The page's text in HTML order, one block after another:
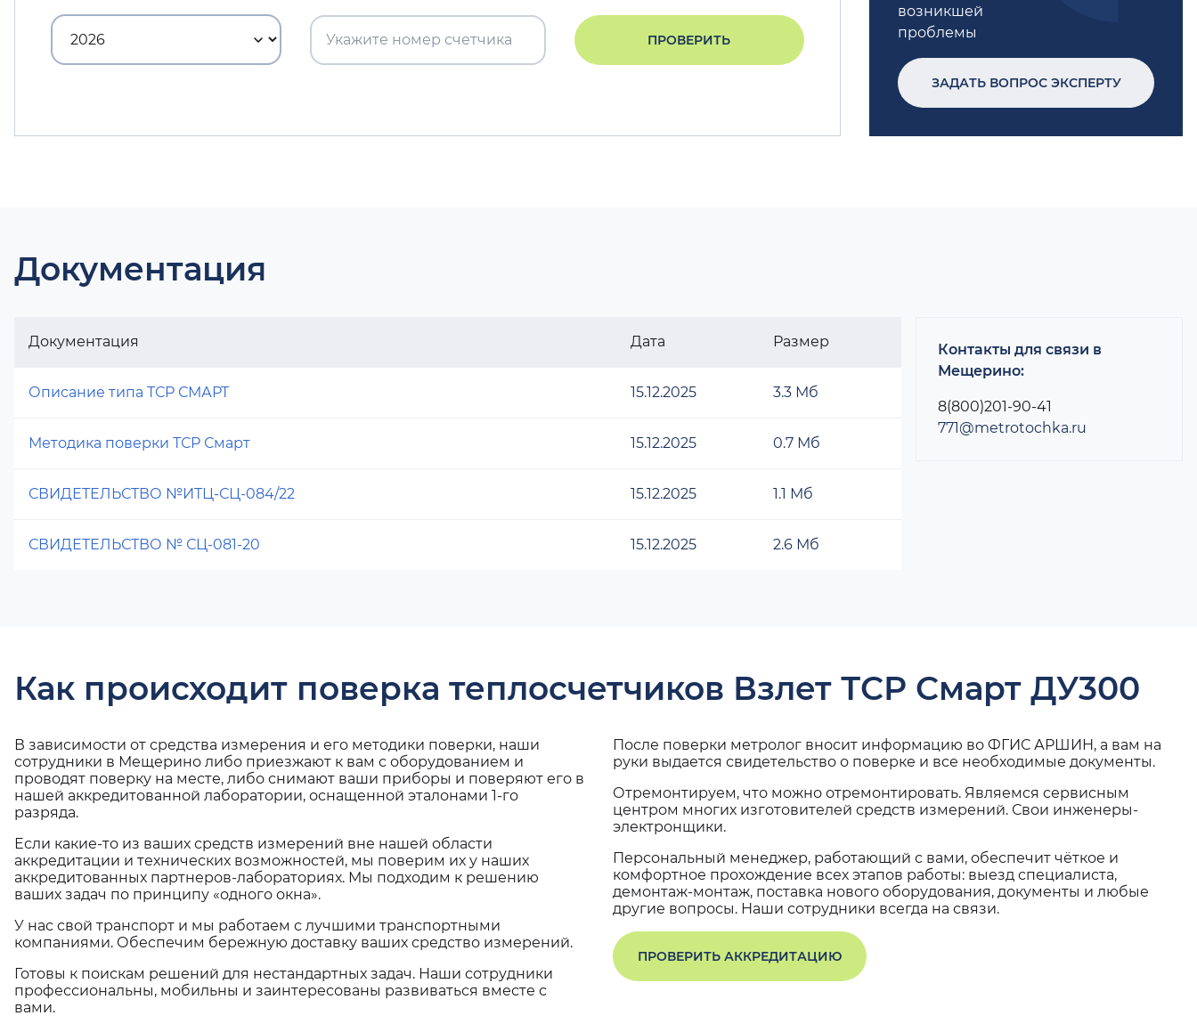
ПРОВЕРИТЬ
возникшей
проблемы
ЗАДАТЬ ВОПРОС ЭКСПЕРТУ
Документация
Документация Дата Размер
Описание типа ТСР СМАРТ 15.12.2025 3.3 Мб
Методика поверки ТСР Смарт 15.12.2025 0.7 Мб
СВИДЕТЕЛЬСТВО №ИТЦ-СЦ-084/22 15.12.2025 1.1 Мб
СВИДЕТЕЛЬСТВО № СЦ-081-20 15.12.2025 2.6 Мб
Контакты для связи в
Мещерино:
8(800)201-90-41
771@metrotochka.ru
Как происходит поверка теплосчетчиков Взлет ТСР Смарт ДУ300
В зависимости от средства измерения и его методики поверки, наши
сотрудники в Мещерино либо приезжают к вам с оборудованием и
проводят поверку на месте, либо снимают ваши приборы и поверяют его в
нашей аккредитованной лаборатории, оснащенной эталонами 1-го
разряда.
Если какие-то из ваших средств измерений вне нашей области
аккредитации и технических возможностей, мы поверим их у наших
аккредитованных партнеров-лабораториях. Мы подходим к решению
ваших задач по принципу «одного окна».
У нас свой транспорт и мы работаем с лучшими транспортными
компаниями. Обеспечим бережную доставку ваших средство измерений.
Готовы к поискам решений для нестандартных задач. Наши сотрудники
профессиональны, мобильны и заинтересованы развиваться вместе с
вами.
После поверки метролог вносит информацию во ФГИС АРШИН, а вам на
руки выдается свидетельство о поверке и все необходимые документы.
Отремонтируем, что можно отремонтировать. Являемся сервисным
центром многих изготовителей средств измерений. Свои инженеры-
электронщики.
Персональный менеджер, работающий с вами, обеспечит чёткое и
комфортное прохождение всех этапов работы: выезд специалиста,
демонтаж-монтаж, поставка нового оборудования, документы и любые
другие вопросы. Наши сотрудники всегда на связи.
ПРОВЕРИТЬ АККРЕДИТАЦИЮ